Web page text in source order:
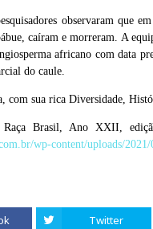
observaram que
caíram e morreram. A
africano com data
do caule.
com sua rica Diversidade,
Brasil, Ano XXII,
wp-content/uploads/
Twitter